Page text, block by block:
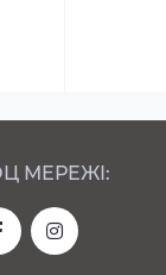
МЕРЕЖІ: